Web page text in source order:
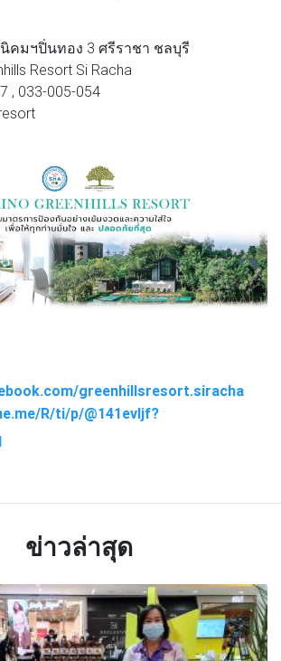
นิคมฯปิ่นทอง 3 ศรีราชา ชลบุรี
Resort Si Racha
, 033-005-054
greenhillsresort.siracha
R/ti/p/@141evljf?
ข่าวล่าสุด